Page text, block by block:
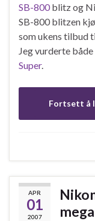
SB-800blitz og
SB-800 blitzen
som ukens tilbud
Jeg vurderte både
Super.
Fortsett å
APR
01
2007